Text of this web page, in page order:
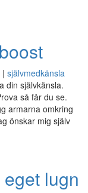
| självmedkänsla
din självkänsla.
så får du se.
armarna omkring
önskar mig själv
lugn